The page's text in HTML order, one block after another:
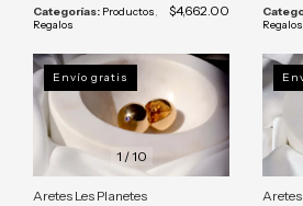
Categorías: Productos,
Regalos
$4,662.00
Regalos
1 /10
Envío gratis
Aretes Les Planetes